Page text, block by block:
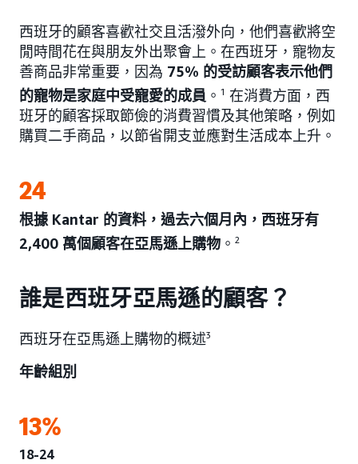
西班牙的顧客喜歡社交且活潑外向，他們喜歡將空
閒時間花在與朋友外出聚會上。在西班牙，寵物友
善商品非常重要，因為 75% 的受訪顧客表示他們
的寵物是家庭中受寵愛的成員 。 1 在消費方面，西
班牙的顧客採取節儉的消費習慣及其他策略，例如
購買二手商品，以節省開支並應對生活成本上升。
24
根據 Kantar 的資料，過去六個月內，西班牙有
2,400 萬個顧客在亞馬遜上購物 。 2
誰是西班牙亞馬遜的顧客？
西班牙在亞馬遜上購物的概述3
年齡組別
13%
18-24